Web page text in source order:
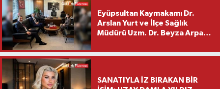
Eyüpsultan Kaymakamı Dr.
Arslan Yurt ve İlçe Sağlık
Müdürü Uzm. Dr. Beyza Arpacı
Ziyareti
SANATIYLA İZ BIRAKAN BİR